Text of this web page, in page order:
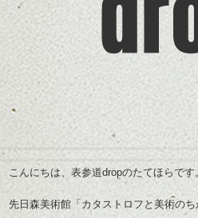
こんにちは、表参道dropのたてほらです
先日森美術館「カタストロフと美術の